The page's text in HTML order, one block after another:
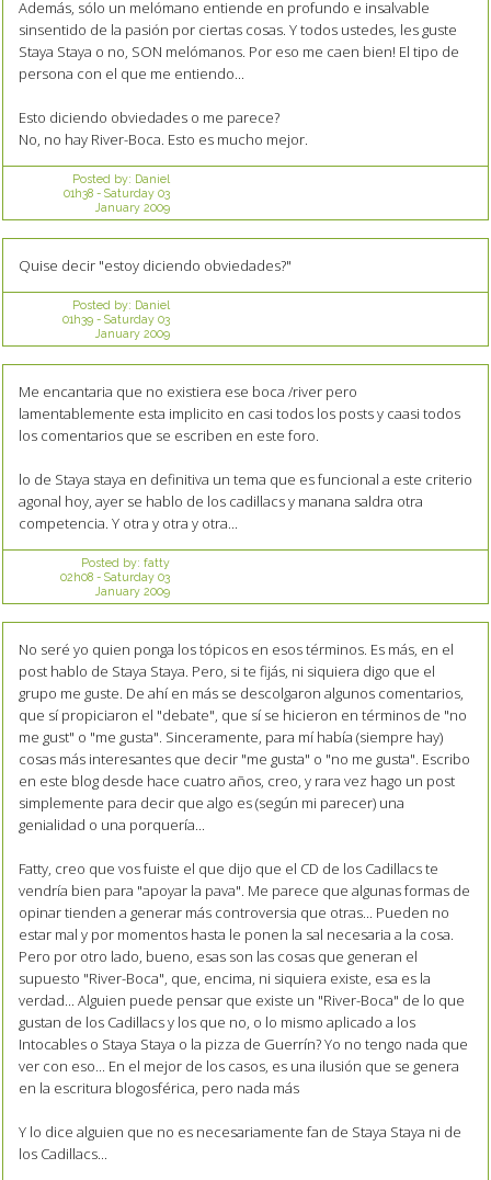
Además, sólo un melómano entiende en profundo e insalvable
sinsentido de la pasión por ciertas cosas. Y todos ustedes, les guste
Staya Staya o no, SON melómanos. Por eso me caen bien! El tipo de
persona con el que me entiendo...
Esto diciendo obviedades o me parece?
No, no hay River-Boca. Esto es mucho mejor.
Posted by: Daniel
01h38- Saturday 03
January 2009
Quise decir "estoy diciendo obviedades?"
Posted by: Daniel
01h39- Saturday 03
January 2009
Me encantaria que no existiera ese boca /river pero
lamentablemente esta implicito en casi todos los posts y caasi todos
los comentarios que se escriben en este foro.
lo de Staya staya en definitiva un tema que es funcional a este criterio
agonal hoy, ayer se hablo de los cadillacs y manana saldra otra
competencia. Y otra y otra y otra...
Posted by: fatty
02h08- Saturday 03
January 2009
No seré yo quien ponga los tópicos en esos términos. Es más, en el
post hablo de Staya Staya. Pero, si te fijás, ni siquiera digo que el
grupo me guste. De ahí en más se descolgaron algunos comentarios,
que sí propiciaron el "debate", que sí se hicieron en términos de "no
me gust" o "me gusta". Sinceramente, para mí había (siempre hay)
cosas más interesantes que decir "me gusta" o "no me gusta". Escribo
en este blog desde hace cuatro años, creo, y rara vez hago un post
simplemente para decir que algo es (según mi parecer) una
genialidad o una porquería...
Fatty, creo que vos fuiste el que dijo que el CD de los Cadillacs te
vendría bien para "apoyar la pava". Me parece que algunas formas de
opinar tienden a generar más controversia que otras... Pueden no
estar mal y por momentos hasta le ponen la sal necesaria a la cosa.
Pero por otro lado, bueno, esas son las cosas que generan el
supuesto "River-Boca", que, encima, ni siquiera existe, esa es la
verdad... Alguien puede pensar que existe un "River-Boca" de lo que
gustan de los Cadillacs y los que no, o lo mismo aplicado a los
Intocables o Staya Staya o la pizza de Guerrín? Yo no tengo nada que
ver con eso... En el mejor de los casos, es una ilusión que se genera
en la escritura blogosférica, pero nada más
Y lo dice alguien que no es necesariamente fan de Staya Staya ni de
los Cadillacs...